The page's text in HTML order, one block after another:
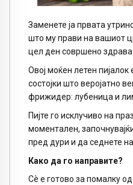
Заменете ја првата
што му прави на вашиот
цел ден совршено здрава
Овој моќен летен
состојки што веројатно
фрижидер: лубеница и
Пијте го исклучиво на
моментален,
пред дури и да седнете
Како да го направите?
Сè е готово за помалку